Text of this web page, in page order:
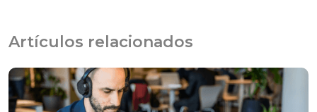
Artículos relacionados